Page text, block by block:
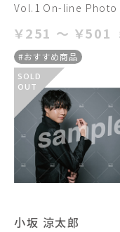
Vol.1 On-line Photo
￥251 ～ ￥501
#おすすめ商品
SOLD
OUT
小坂 涼太郎